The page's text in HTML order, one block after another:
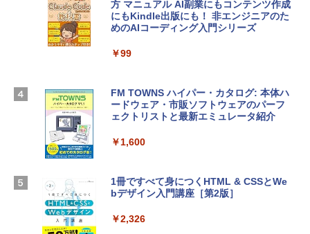
Apple 2026 MacBook Air M5チップ搭載
igence、13.6インチLiquid Retinaディ
ラ、Touch ID - ミッドナイト + 3年延長
AppleCare+ for 13インチMacBook Air
(M5)|ダウンロード版
￥347,600
【Amazon.co.jp限定】 HP ノートパソコ
ン 15-fd 15.6インチ 16GBメモリ 512GB
SSD インテル Core 5
￥129,800
Microsoft Office Home & Business 202
4(最新 永続版)|オンラインコード版|Wind
ows11、10/mac対応|PC2台
￥39,582
Robloxギフトカード - 1000 Robux 【限
定バーチャルアイテムを含む】 【オンラ
インゲームコード】 ロブロックス |オン
Microsoft Office Home 2024(最新 永続
0/mac対応|PC2台
方 マニュアル AI副業にもコンテンツ作成
にもKindle出版にも！ 非エンジニアのた
めのAIコーディング入門シリーズ
￥99
FM TOWNS ハイパー・カタログ: 本体ハ
ードウェア・市販ソフトウェアのパーフ
ェクトリストと最新エミュレータ紹介
￥1,600
1冊ですべて身につくHTML & CSSとWe
bデザイン入門講座［第2版］
￥2,326